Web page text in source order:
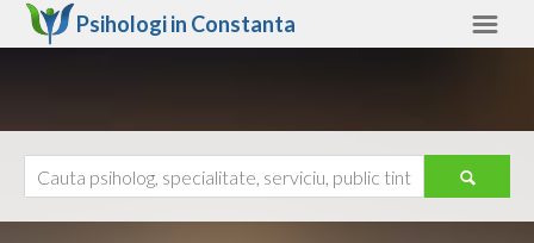
Psihologi in Constanta
Ajutor